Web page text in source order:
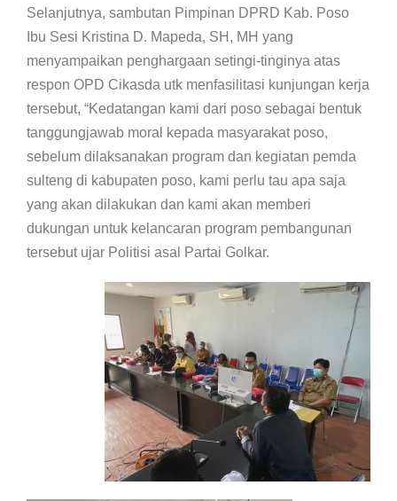
Selanjutnya, sambutan Pimpinan DPRD Kab. Poso
Ibu Sesi Kristina D. Mapeda, SH, MH yang
menyampaikan penghargaan setingi-tinginya atas
respon OPD Cikasda utk menfasilitasi kunjungan kerja
tersebut, “Kedatangan kami dari poso sebagai bentuk
tanggungjawab moral kepada masyarakat poso,
sebelum dilaksanakan program dan kegiatan pemda
sulteng di kabupaten poso, kami perlu tau apa saja
yang akan dilakukan dan kami akan memberi
dukungan untuk kelancaran program pembangunan
tersebut ujar Politisi asal Partai Golkar.